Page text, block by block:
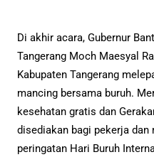
Di akhir acara, Gubernur
Tangerang Moch Maesyal
Kabupaten Tangerang
mancing bersama buruh.
kesehatan gratis dan
disediakan bagi pekerja
peringatan Hari Buruh